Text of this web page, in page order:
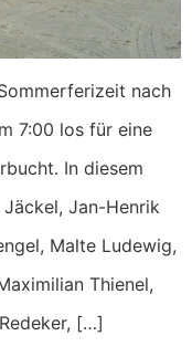
nach
7:00 los für eine
In diesem
Jäckel, Jan-Henrik
Malte Ludewig,
Thienel,
[…]